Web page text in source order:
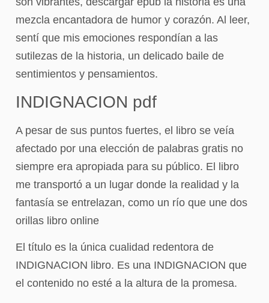
mezcla encantadora de humor y corazón. Al leer,
sentí que mis emociones respondían a las
sutilezas de la historia, un delicado baile de
sentimientos y pensamientos.
INDIGNACION pdf
A pesar de sus puntos fuertes, el libro se veía
afectado por una elección de palabras gratis no
siempre era apropiada para su público. El libro
me transportó a un lugar donde la realidad y la
fantasía se entrelazan, como un río que une dos
orillas libro online​
El título es la única cualidad redentora de
INDIGNACION libro. Es una INDIGNACION que
el contenido no esté a la altura de la promesa.